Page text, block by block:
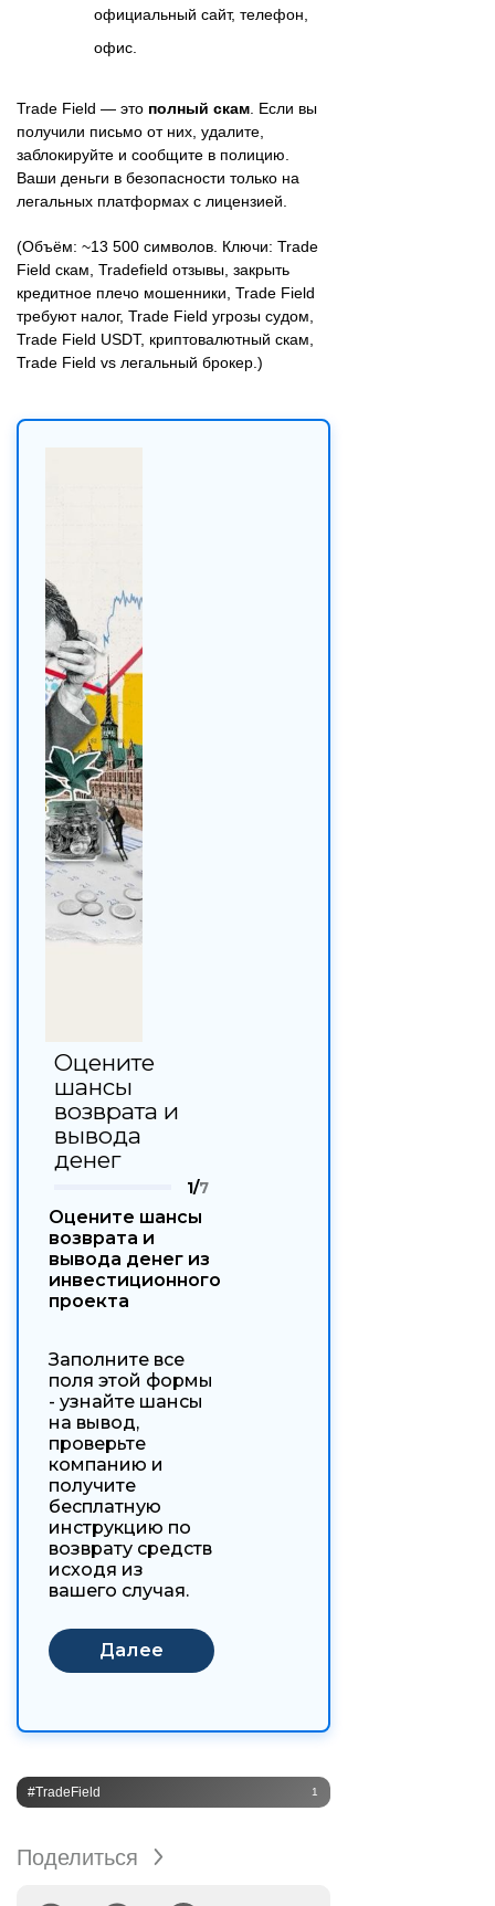
официальный сайт, телефон,
офис.
Trade Field — это полный скам . Если вы
получили письмо от них, удалите,
заблокируйте и сообщите в полицию.
Ваши деньги в безопасности только на
легальных платформах с лицензией.
(Объём: ~13 500 символов. Ключи: Trade
Field скам, Tradefield отзывы, закрыть
кредитное плечо мошенники, Trade Field
требуют налог, Trade Field угрозы судом,
Trade Field USDT, криптовалютный скам,
Trade Field vs легальный брокер.)
Оцените
шансы
возврата и
вывода
денег
1/7
Оцените шансы
возврата и
вывода денег из
инвестиционного
проекта
Заполните все
поля этой формы
- узнайте шансы
на вывод,
проверьте
компанию и
получите
бесплатную
инструкцию по
возврату средств
исходя из
вашего случая.
#TradeField 1
Поделиться